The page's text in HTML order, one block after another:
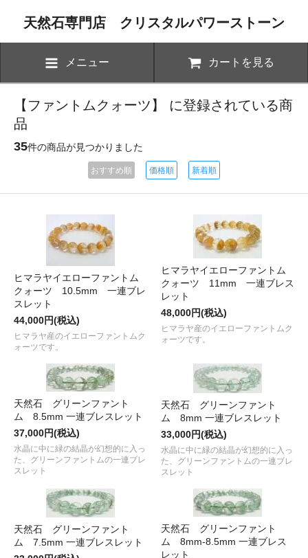
天然石専門店 クリスタルパワーストーン
メニュー カートを見る
【ファントムクォーツ】 に登録されている商
品
35件の商品が見つかりました
おすすめ順 価格順 新着順
ヒマラヤイエローファントム
クォーツ 10.5mm 一連ブレ
スレット
44,000円(税込)
ヒマラヤ産のイエローファントムク
ォーツです。
ヒマラヤイエローファントム
クォーツ 11mm 一連ブレス
レット
48,000円(税込)
ヒマラヤ産のイエローファントムク
ォーツです。
天然石 グリーンファント
ム 8.5mm 一連ブレスレット
37,000円(税込)
水晶に中に緑の結晶が幻想的に入っ
た、グリーンファントムの一連ブレ
スレット
天然石 グリーンファント
ム 8mm 一連ブレスレット
33,000円(税込)
水晶に中に緑の結晶が幻想的に入っ
た、グリーンファントムの一連ブレ
スレット
天然石 グリーンファント
ム 7.5mm 一連ブレスレット
天然石 グリーンファント
ム 8mm-8.5mm 一連ブレス
レット